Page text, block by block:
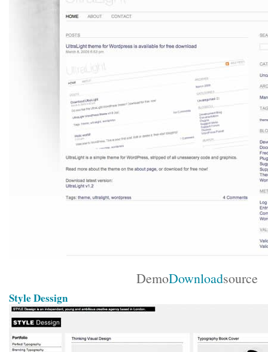
DemoDownloadsource
Style Dessign